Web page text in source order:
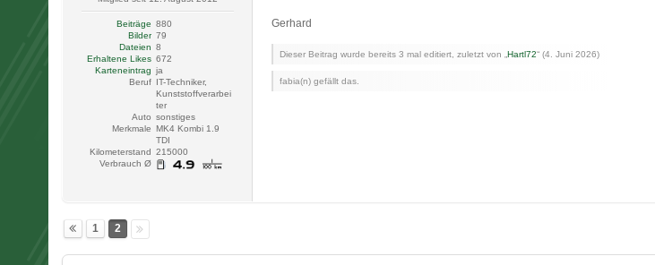
Beiträge 880
Bilder 79
Dateien 8
Erhaltene Likes 672
Karteneintrag ja
Beruf IT-Techniker,
Kunststoffverarbei
ter
Auto sonstiges
Merkmale MK4 Kombi 1.9
TDI
Kilometerstand 215000
Verbrauch Ø
Gerhard
Dieser Beitrag wurde bereits 3 mal editiert, zuletzt von „Hartl72“ (4. Juni 2026)
fabia(n) gefällt das.
1 2